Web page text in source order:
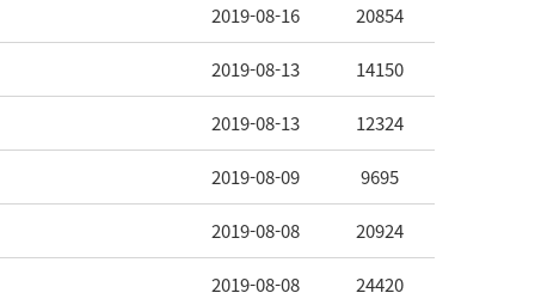
2019-08-16 20854
2019-08-13 14150
2019-08-13 12324
2019-08-09 9695
2019-08-08 20924
2019-08-08 24420